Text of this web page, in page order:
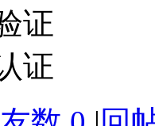
证
证